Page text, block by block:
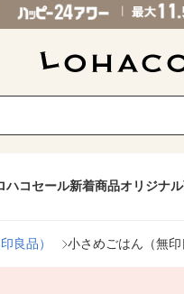
ハコセール新着商品オリジナ
良品） 小さめごはん（無印